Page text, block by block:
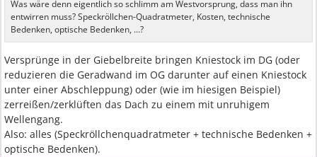
Was wäre denn eigentlich so schlimm am Westvorsprung, dass man ihn
entwirren muss? Speckröllchen-Quadratmeter, Kosten, technische
Bedenken, optische Bedenken, ...?
Versprünge in der Giebelbreite bringen Kniestock im DG (oder
reduzieren die Geradwand im OG darunter auf einen Kniestock
unter einer Abschleppung) oder (wie im hiesigen Beispiel)
zerreißen/zerklüften das Dach zu einem mit unruhigem
Wellengang.
Also: alles (Speckröllchenquadratmeter + technische Bedenken +
optische Bedenken).